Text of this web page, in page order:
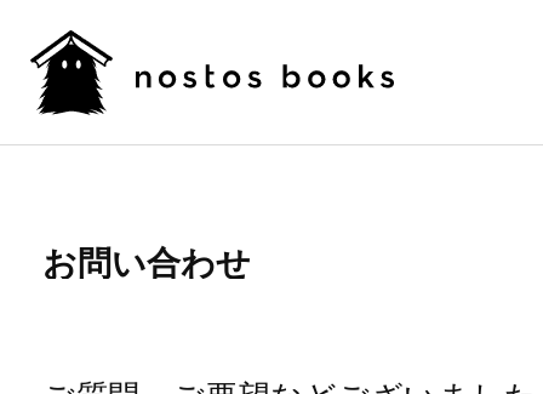
お問い合わせ